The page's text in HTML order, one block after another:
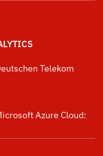
Telekom
Azure Cloud: